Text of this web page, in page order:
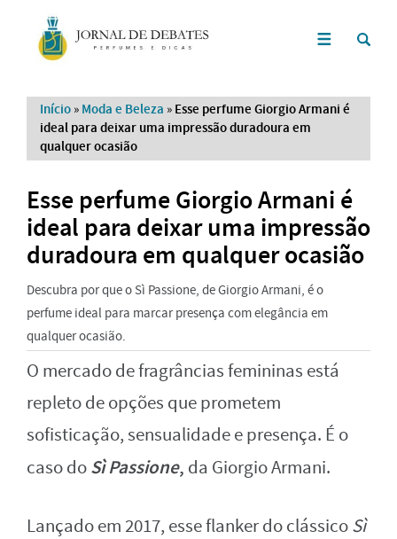
Início » Moda e Beleza » Esse perfume Giorgio Armani é
ideal para deixar uma impressão duradoura em
qualquer ocasião
Esse perfume Giorgio Armani é
ideal para deixar uma impressão
duradoura em qualquer ocasião
Descubra por que o Sì Passione, de Giorgio Armani, é o
perfume ideal para marcar presença com elegância em
qualquer ocasião.
O mercado de fragrâncias femininas está
repleto de opções que prometem
sofisticação, sensualidade e presença. É o
caso doSì Passione, da Giorgio Armani.
Lançado em 2017, esse flanker do clássicoSì